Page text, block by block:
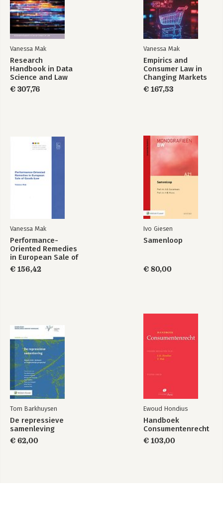
Empirics and
Consumer Law in
Changing Markets
Research
Handbook in Data
Science and Law
Bekijk alle boeken
Vanessa Mak
Research
Handbook in Data
Science and Law
€ 307,76
Vanessa Mak
Empirics and
Consumer Law in
Changing Markets
€ 167,53
Vanessa Mak
Performance-
Oriented Remedies
in European Sale of
Goods Law
€ 156,42
Ivo Giesen
Samenloop
€ 80,00
Tom Barkhuysen
De repressieve
samenleving
€ 62,00
Ewoud Hondius
Handboek
Consumentenrecht
€ 103,00